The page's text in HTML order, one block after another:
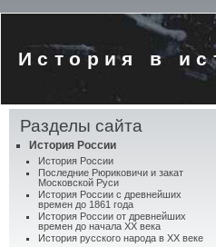
История в
Разделы сайта
История России
История России
Последние Рюриковичи и закат
Московской Руси
История России с древнейших
времен до 1861 года
История России от древнейших
времен до начала XX века
История русского народа в XX веке